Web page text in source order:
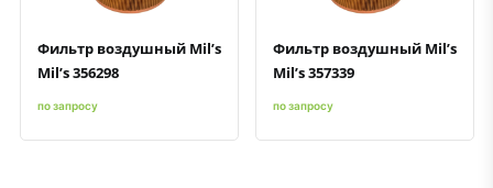
Фильтр воздушный Mil’s
Mil’s 356298
по запросу
Фильтр воздушный Mil’s
Mil’s 357339
по запросу